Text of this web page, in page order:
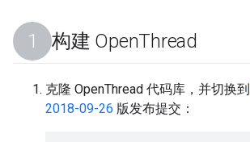
构建 OpenThread
克隆 OpenThread 代码库，并切换到
2018-09-26 版发布提交：